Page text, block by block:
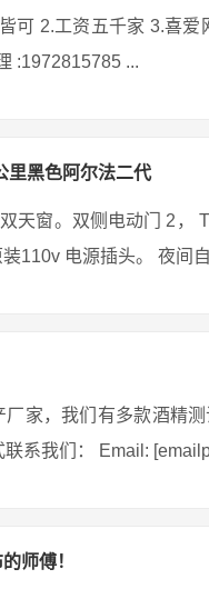
可 2.工资五千家 3.喜
:1972815785 ...
里黑色阿尔法二代
天窗。双侧电动门 2，
110v 电源插头。 夜间
家，我们有多款酒精
系我们： Email:
师傅！